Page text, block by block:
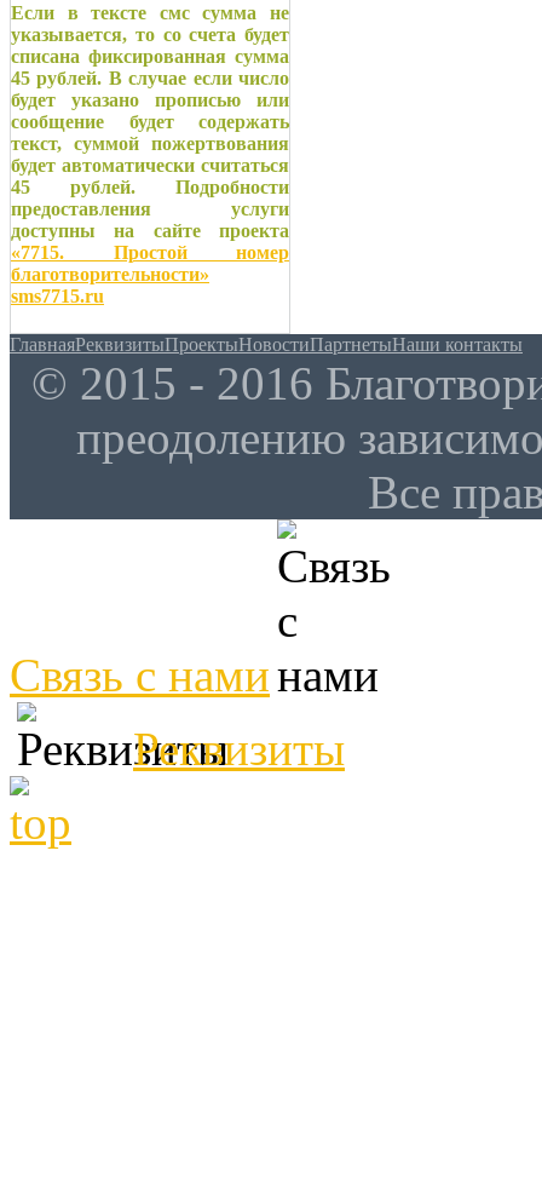
Если в тексте смс сумма не
указывается, то со счета будет
списана фиксированная сумма
45 рублей. В случае если число
будет указано прописью или
сообщение будет содержать
текст, суммой пожертвования
будет автоматически считаться
45 рублей. Подробности
предоставления услуги
доступны на сайте проекта
«7715. Простой номер
благотворительности»
sms7715.ru
ГлавнаяРеквизитыПроектыНовостиПартнетыНаши контакты
© 2015 - 2016
преодолению
Все
Связь с нами
Реквизиты